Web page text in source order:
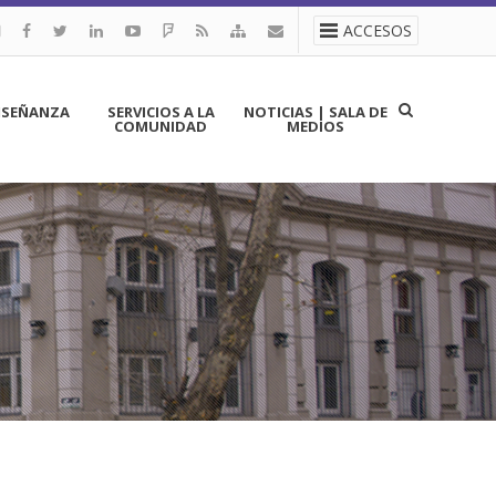
ACCESOS
SERVICIOS A LA
COMUNIDAD
NOTICIAS | SALA DE
MEDIOS